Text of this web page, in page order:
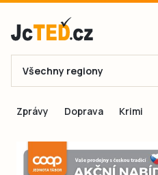
E-mail
Všechny regiony
Zprávy Doprava Krimi